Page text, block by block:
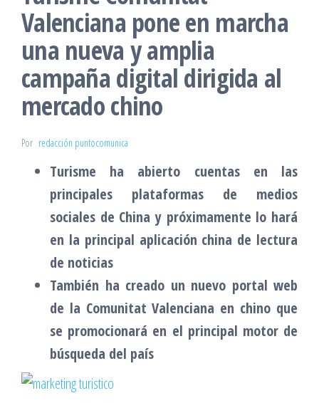
Valenciana pone en marcha
una nueva y amplia
campaña digital dirigida al
mercado chino
Por redacción puntocomunica
Turisme ha abierto cuentas en las
principales plataformas de medios
sociales de China y próximamente lo hará
en la principal aplicación china de lectura
de noticias
También ha creado un nuevo portal web
de la Comunitat Valenciana en chino que
se promocionará en el principal motor de
búsqueda del país